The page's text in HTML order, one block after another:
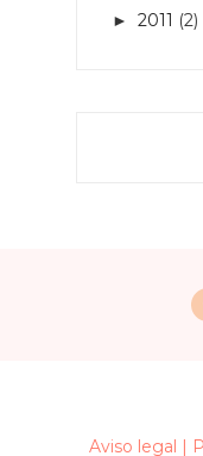
► 2011 (2)
Aviso legal |